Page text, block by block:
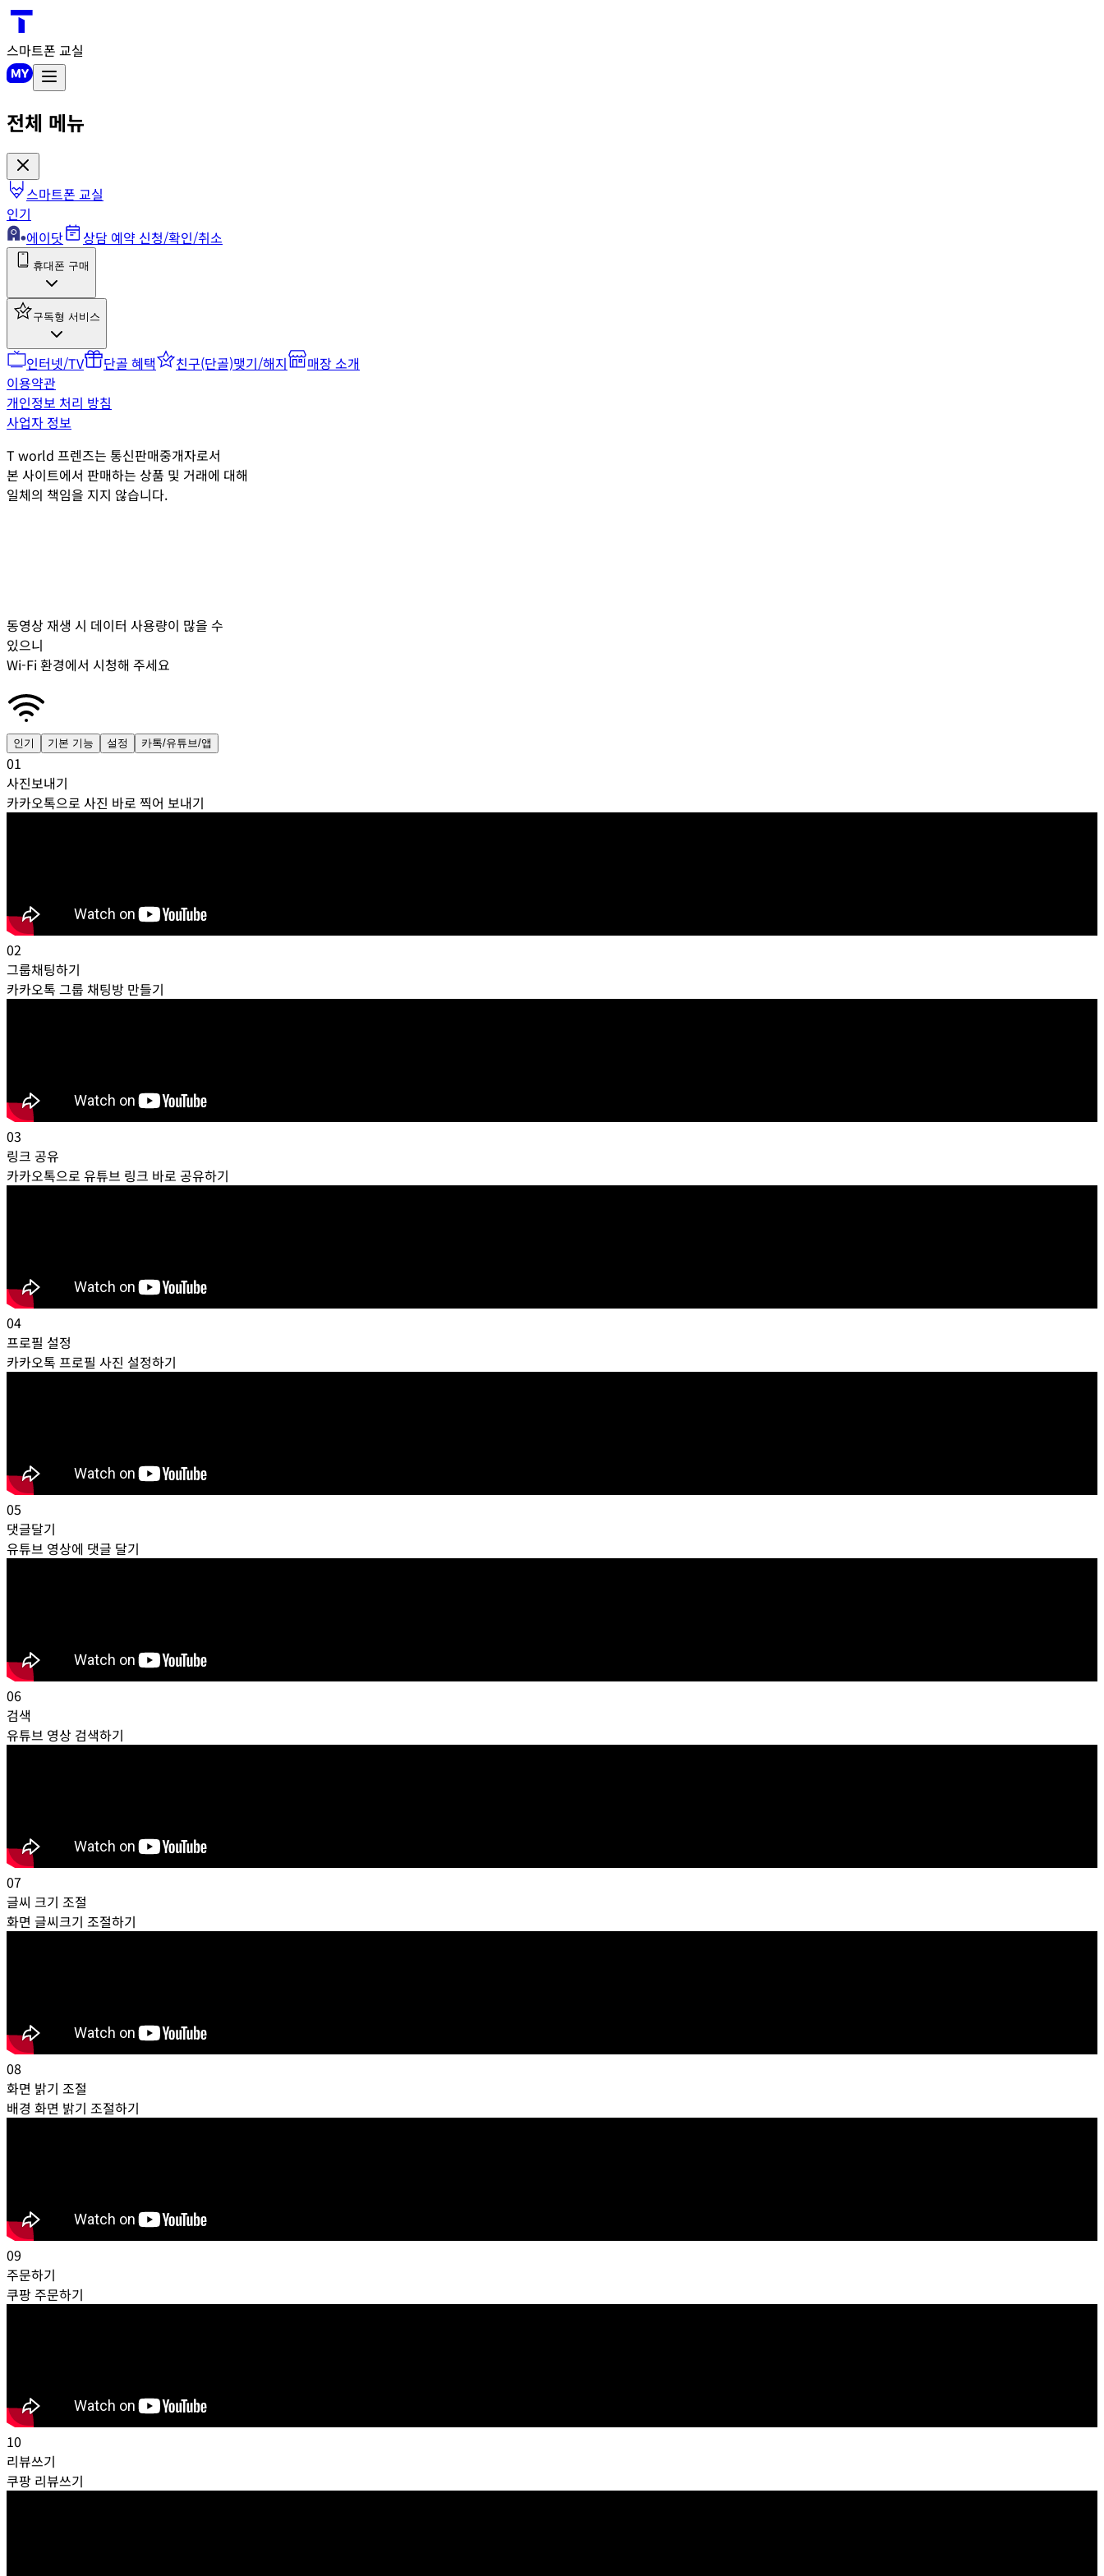
스마트폰 교실
전체 메뉴
스마트폰 교실
인기
에이닷
상담 예약 신청/확인/취소
휴대폰 구매
구독형 서비스
인터넷/TV 단골 혜택 친구(단골)맺기/해지
매장 소개
이용약관
개인정보 처리 방침
사업자 정보
T world 프렌즈는 통신판매중개자로서
본 사이트에서 판매하는 상품 및 거래에 대해
일체의 책임을 지지 않습니다.
동영상 재생 시 데이터 사용량이 많을 수
있으니
Wi-Fi 환경에서 시청해 주세요
인기 기본 기능 설정 카톡/유튜브/앱
01
사진보내기
카카오톡으로 사진 바로 찍어 보내기
02
그룹채팅하기
카카오톡 그룹 채팅방 만들기
03
링크 공유
카카오톡으로 유튜브 링크 바로 공유하기
04
프로필 설정
카카오톡 프로필 사진 설정하기
05
댓글달기
유튜브 영상에 댓글 달기
06
검색
유튜브 영상 검색하기
07
글씨 크기 조절
화면 글씨크기 조절하기
08
화면 밝기 조절
배경 화면 밝기 조절하기
09
주문하기
쿠팡 주문하기
10
리뷰쓰기
쿠팡 리뷰쓰기